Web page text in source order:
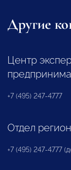
Другие
Центр
+7 (495) 247-4777
Отдел
+7 (495) 247-4777